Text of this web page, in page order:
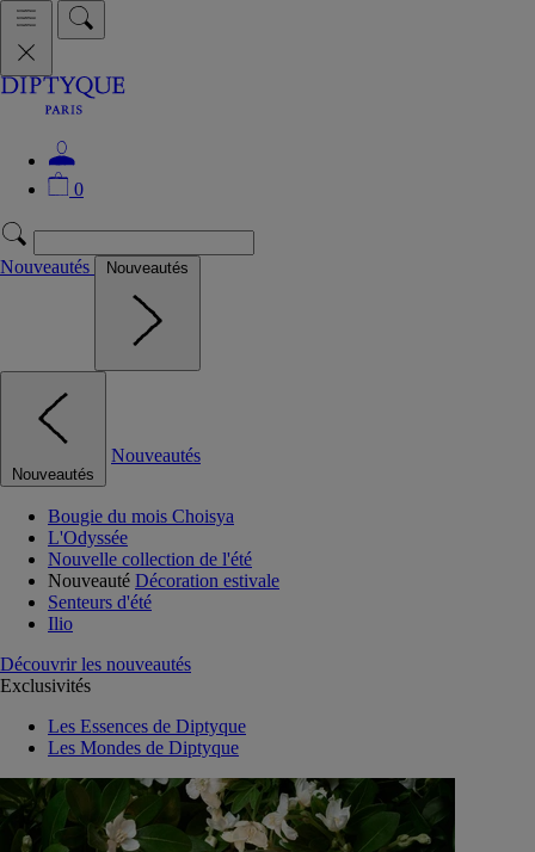
0
Nouveautés Nouveautés
Nouveautés
Nouveautés
Bougie du mois Choisya
L'Odyssée
Nouvelle collection de l'été
Nouveauté Décoration estivale
Senteurs d'été
Ilio
Découvrir les nouveautés
Exclusivités
Les Essences de Diptyque
Les Mondes de Diptyque